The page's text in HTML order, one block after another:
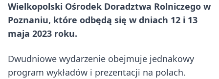
Wielkopolski Ośrodek Doradztwa Rolniczego w
Poznaniu, które odbędą się w dniach 12 i 13
maja 2023 roku.
Dwudniowe wydarzenie obejmuje jednakowy
program wykładów i prezentacji na polach.